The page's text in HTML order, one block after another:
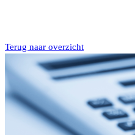
Terug naar overzicht